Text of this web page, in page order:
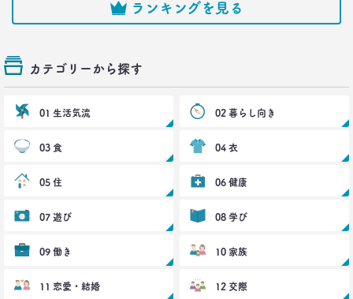
生活総研 上席研究員/コピーライター
前沢 裕文
幸福度は最下位 50代男性を襲う
「定年前の3つのブルー」
–日経クロストレンド 連載⑱–
40代おじさんに共感？
奥田民生も自信がなくてビビり!?
–日経クロストレンド 連載⑰–
ランキングを見る
カテゴリーから探す
01 生活気流 02 暮らし向き
03 食 04 衣
05 住 06 健康
07 遊び 08 学び
09 働き 10 家族
11 恋愛・結婚 12 交際